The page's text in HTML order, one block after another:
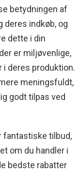
betydningen af
indkøb, og
dette i din
er miljøvenlige,
i deres produktion.
meningsfuldt,
godt tilpas ved
fantastiske tilbud,
om du handler i
bedste rabatter